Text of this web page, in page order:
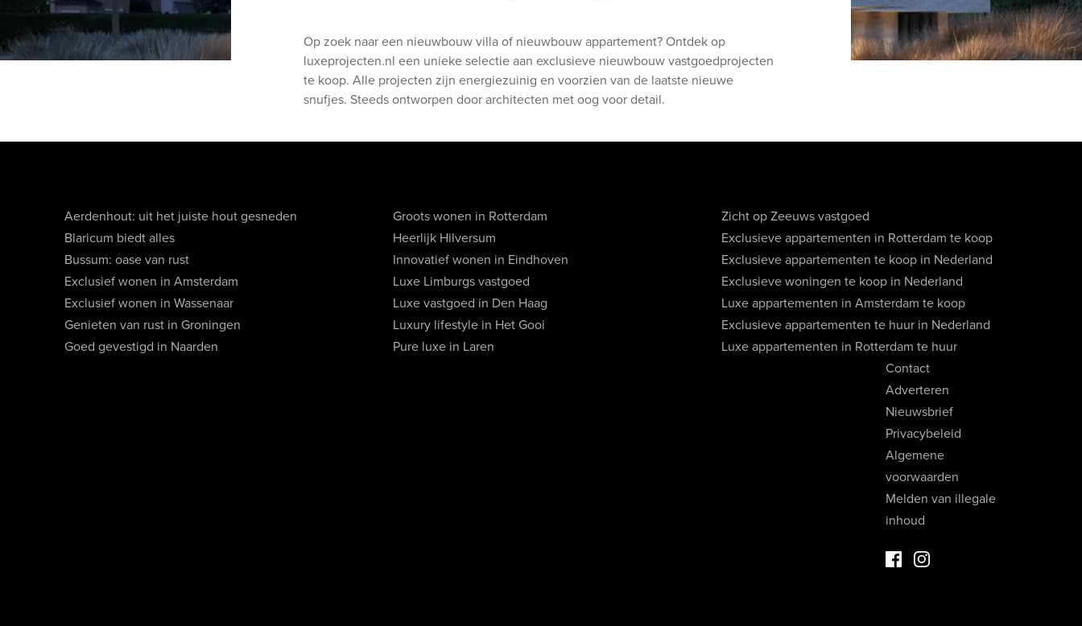
Op zoek naar een nieuwbouw villa of nieuwbouw appartement? Ontdek op
luxeprojecten.nl een unieke selectie aan exclusieve nieuwbouw vastgoedprojecten
te koop. Alle projecten zijn energiezuinig en voorzien van de laatste nieuwe
snufjes. Steeds ontworpen door architecten met oog voor detail.
Aerdenhout: uit het juiste hout gesneden
Blaricum biedt alles
Bussum: oase van rust
Exclusief wonen in Amsterdam
Exclusief wonen in Wassenaar
Genieten van rust in Groningen
Goed gevestigd in Naarden
Groots wonen in Rotterdam
Heerlijk Hilversum
Innovatief wonen in Eindhoven
Luxe Limburgs vastgoed
Luxe vastgoed in Den Haag
Luxury lifestyle in Het Gooi
Pure luxe in Laren
Zicht op Zeeuws vastgoed
Exclusieve appartementen in Rotterdam te koop
Exclusieve appartementen te koop in Nederland
Exclusieve woningen te koop in Nederland
Luxe appartementen in Amsterdam te koop
Exclusieve appartementen te huur in Nederland
Luxe appartementen in Rotterdam te huur
Contact
Adverteren
Nieuwsbrief
Privacybeleid
Algemene
voorwaarden
Melden van illegale
inhoud
Facebook Luxevastgoed
Instagram Luxevastgoed